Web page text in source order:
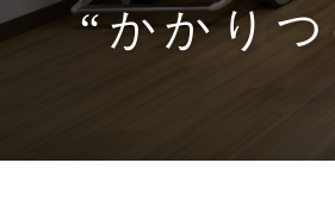
“かかり